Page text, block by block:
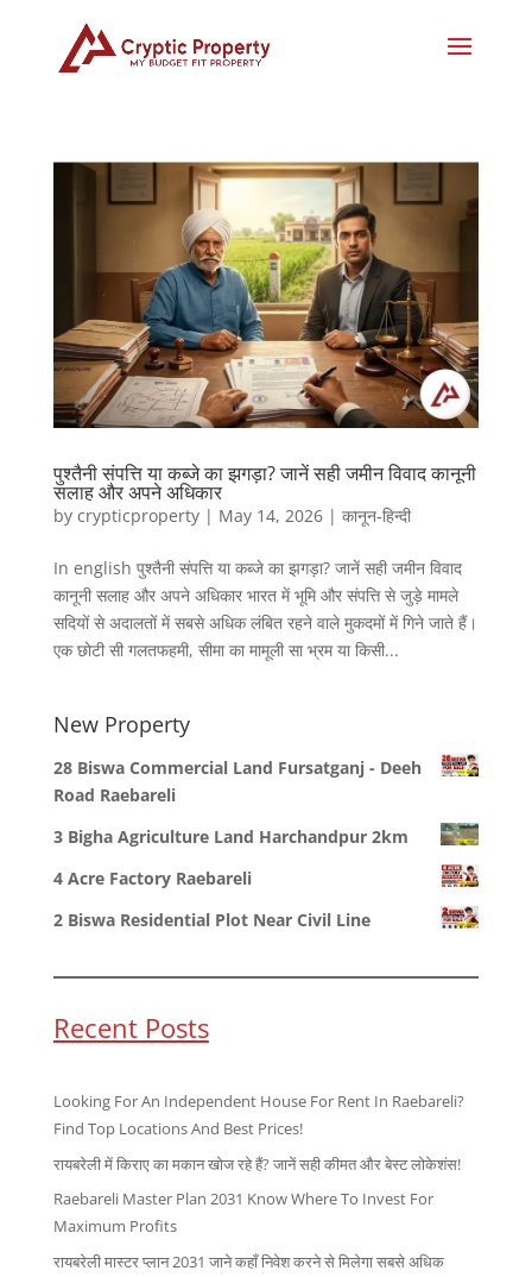
पुश्तैनी संपत्ति या कब्जे का झगड़ा? जानें सही जमीन विवाद कानूनी
सलाह और अपने अधिकार
by crypticproperty| May 14, 2026| कानून-हिन्दी
In english पुश्तैनी संपत्ति या कब्जे का झगड़ा? जानें सही जमीन विवाद
कानूनी सलाह और अपने अधिकार भारत में भूमि और संपत्ति से जुड़े मामले
सदियों से अदालतों में सबसे अधिक लंबित रहने वाले मुकदमों में गिने जाते हैं।
एक छोटी सी गलतफहमी, सीमा का मामूली सा भ्रम या किसी...
New Property
28 Biswa Commercial Land Fursatganj - Deeh
Road Raebareli
3 Bigha Agriculture Land Harchandpur 2km
4 Acre Factory Raebareli
2 Biswa Residential Plot Near Civil Line
Recent Posts
Looking For An Independent House For Rent In Raebareli?
Find Top Locations And Best Prices!
रायबरेली में किराए का मकान खोज रहे हैं? जानें सही कीमत और बेस्ट लोकेशंस!
Raebareli Master Plan 2031 Know Where To Invest For
Maximum Profits
रायबरेली मास्टर प्लान 2031 जाने कहाँ निवेश करने से मिलेगा सबसे अधिक